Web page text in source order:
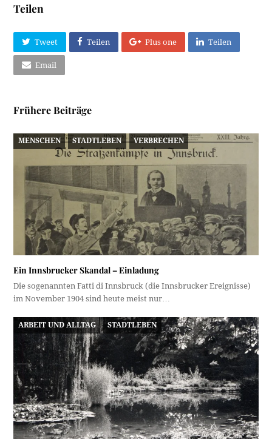
Teilen
Tweet Teilen Plus one Teilen
Email
Frühere Beiträge
MENSCHEN STADTLEBEN VERBRECHEN
Ein Innsbrucker Skandal – Einladung
Die sogenannten Fatti di Innsbruck (die Innsbrucker Ereignisse)
im November 1904 sind heute meist nur…
ARBEIT UND ALLTAG STADTLEBEN